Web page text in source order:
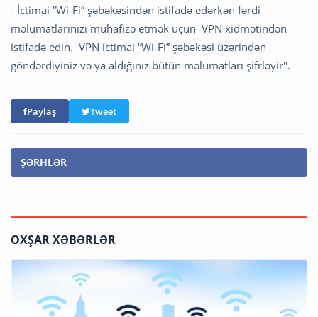
- İctimai “Wi-Fi” şəbəkəsindən istifadə edərkən fərdi
məlumatlarınızı mühafizə etmək üçün VPN xidmətindən
istifadə edin. VPN ictimai “Wi-Fi” şəbəkəsi üzərindən
göndərdiyiniz və ya aldığınız bütün məlumatları şifrləyir".
Paylaş Tweet
ŞƏRHLƏR
OXŞAR XƏBƏRLƏR